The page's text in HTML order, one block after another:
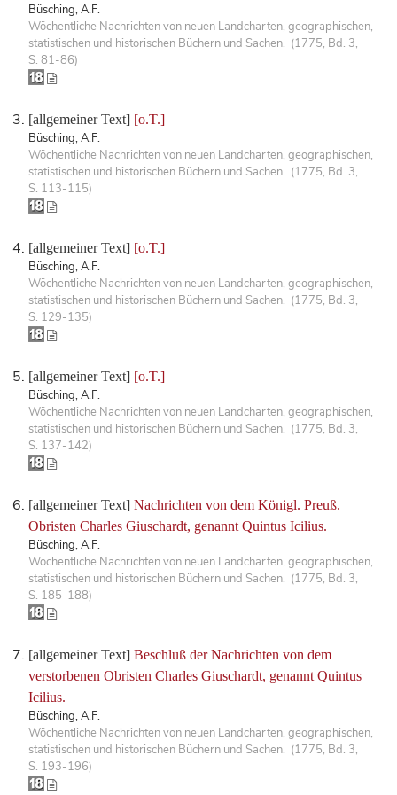
Büsching, A.F.
Wöchentliche Nachrichten von neuen Landcharten, geographischen,
statistischen und historischen Büchern und Sachen. (1775, Bd. 3,
S. 81-86)
[allgemeiner Text] [o.T.]
Büsching, A.F.
Wöchentliche Nachrichten von neuen Landcharten, geographischen,
statistischen und historischen Büchern und Sachen. (1775, Bd. 3,
S. 113-115)
[allgemeiner Text] [o.T.]
Büsching, A.F.
Wöchentliche Nachrichten von neuen Landcharten, geographischen,
statistischen und historischen Büchern und Sachen. (1775, Bd. 3,
S. 129-135)
[allgemeiner Text] [o.T.]
Büsching, A.F.
Wöchentliche Nachrichten von neuen Landcharten, geographischen,
statistischen und historischen Büchern und Sachen. (1775, Bd. 3,
S. 137-142)
[allgemeiner Text] Nachrichten von dem Königl. Preuß.
Obristen Charles Giuschardt, genannt Quintus Icilius.
Büsching, A.F.
Wöchentliche Nachrichten von neuen Landcharten, geographischen,
statistischen und historischen Büchern und Sachen. (1775, Bd. 3,
S. 185-188)
[allgemeiner Text] Beschluß der Nachrichten von dem
verstorbenen Obristen Charles Giuschardt, genannt Quintus
Icilius.
Büsching, A.F.
Wöchentliche Nachrichten von neuen Landcharten, geographischen,
statistischen und historischen Büchern und Sachen. (1775, Bd. 3,
S. 193-196)